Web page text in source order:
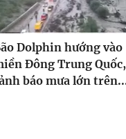
Dolphin hướng vào
Đông Trung Quốc,
báo mưa lớn